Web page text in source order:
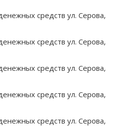
средств ул. Серова,
средств ул. Серова,
средств ул. Серова,
средств ул. Серова,
средств ул. Серова,